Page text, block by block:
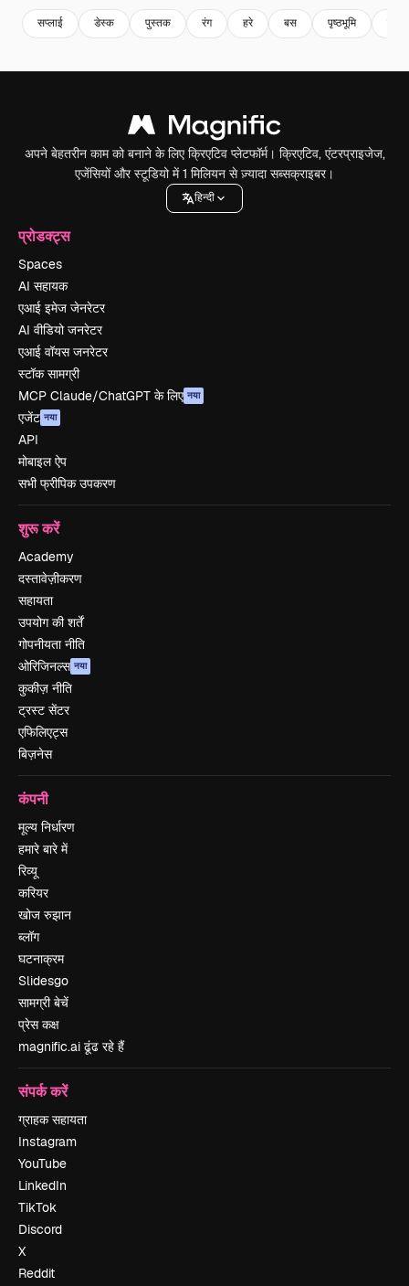
सप्लाई डेस्क पुस्तक रंग हरे बस पृष्ठभूमि
अपने बेहतरीन काम को बनाने के लिए क्रिएटिव प्लेटफॉर्म। क्रिएटिव, एंटरप्राइजेज,
एजेंसियों और स्टूडियो में 1 मिलियन से ज़्यादा सब्सक्राइबर।
हिन्दी
प्रोडक्ट्स
Spaces
AI सहायक
एआई इमेज जेनरेटर
AI वीडियो जनरेटर
एआई वॉयस जनरेटर
स्टॉक सामग्री
MCP Claude/ChatGPT के लिए नया
एजेंट नया
API
मोबाइल ऐप
सभी फ्रीपिक उपकरण
शुरू करें
Academy
दस्तावेज़ीकरण
सहायता
उपयोग की शर्तें
गोपनीयता नीति
ओरिजिनल्स नया
कुकीज़ नीति
ट्रस्ट सेंटर
एफिलिएट्स
बिज़नेस
कंपनी
मूल्य निर्धारण
हमारे बारे में
रिव्यू
करियर
खोज रुझान
ब्लॉग
घटनाक्रम
Slidesgo
सामग्री बेचें
प्रेस कक्ष
magnific.ai ढूंढ रहे हैं
संपर्क करें
ग्राहक सहायता
Instagram
YouTube
LinkedIn
TikTok
Discord
X
Reddit